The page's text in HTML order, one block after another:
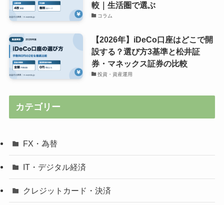
較｜生活圏で選ぶ
コラム
【2026年】iDeCo口座はどこで開
設する？選び方3基準と松井証
券・マネックス証券の比較
投資・資産運用
カテゴリー
FX・為替
IT・デジタル経済
クレジットカード・決済